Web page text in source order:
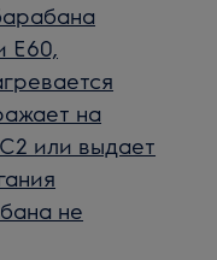
E60,
на
или выдает
не